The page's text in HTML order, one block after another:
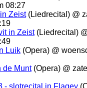
08:27
Zeist(Liedrecital) @
in Zeist(Liedrecital)
Luik (Opera) @
de Munt(Opera) @
- slotrecital in Flagey